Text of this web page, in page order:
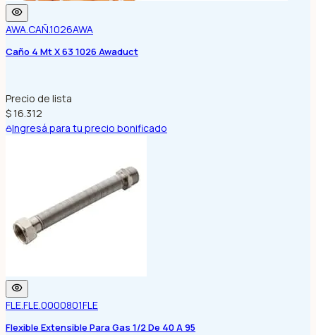
AWA.CAÑ.1026AWA
Caño 4 Mt X 63 1026 Awaduct
Precio de lista
$ 16.312
Ingresá para tu precio bonificado
FLE.FLE.0000801FLE
Flexible Extensible Para Gas 1/2 De 40 A 95